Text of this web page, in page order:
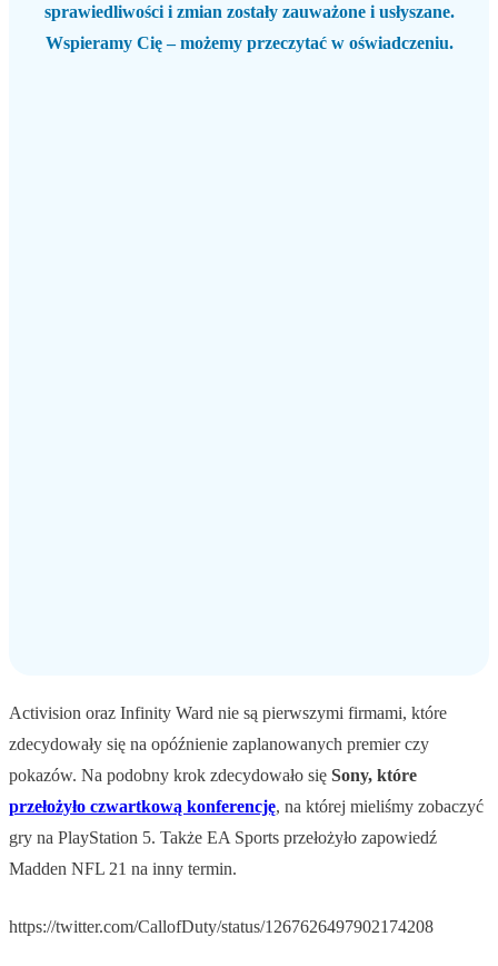
sprawiedliwości i zmian zostały zauważone i usłyszane.
Wspieramy Cię – możemy przeczytać w oświadczeniu.
Activision oraz Infinity Ward nie są pierwszymi firmami, które
zdecydowały się na opóźnienie zaplanowanych premier czy
pokazów. Na podobny krok zdecydowało się Sony, które
przełożyło czwartkową konferencję, na której mieliśmy zobaczyć
gry na PlayStation 5. Także EA Sports przełożyło zapowiedź
Madden NFL 21 na inny termin.
https://twitter.com/CallofDuty/status/1267626497902174208